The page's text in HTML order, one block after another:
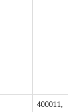
400011,